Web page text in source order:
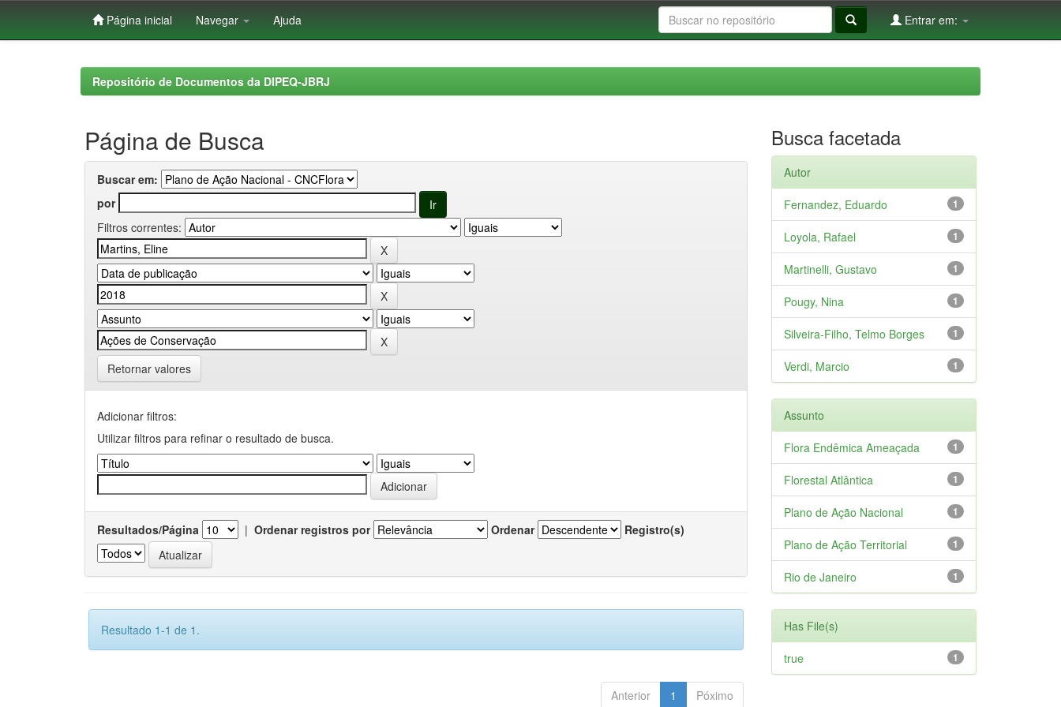
Página inicial Navegar Ajuda Entrar em:
Repositório de Documentos da DIPEQ-JBRJ
Página de Busca
Buscar em:
por
Filtros correntes:
Retornar valores
Adicionar filtros:
Utilizar filtros para refinar o resultado de busca.
Resultados/Página | Ordenar registros por Ordenar Registro(s)
Resultado 1-1 de 1.
Anterior 1 Póximo
Busca facetada
Autor
1
Fernandez, Eduardo
1
Loyola, Rafael
1
Martinelli, Gustavo
1
Pougy, Nina
1
Silveira-Filho, Telmo Borges
1
Verdi, Marcio
Assunto
1
Flora Endêmica Ameaçada
1
Florestal Atlântica
1
Plano de Ação Nacional
1
Plano de Ação Territorial
1
Rio de Janeiro
Has File(s)
1
true